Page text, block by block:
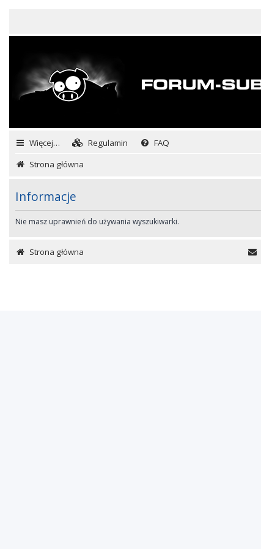
Więcej… Regulamin FAQ
Strona główna
Informacje
Nie masz uprawnień do używania wyszukiwarki.
Strona główna